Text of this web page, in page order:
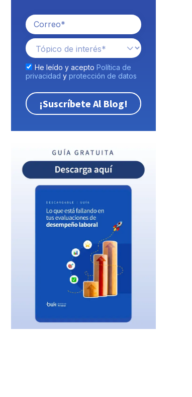
He leído y acepto Política de
privacidad y protección de datos